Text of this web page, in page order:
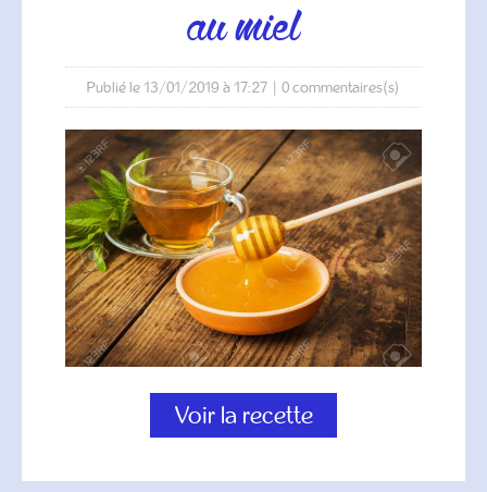
au miel
Publié le 13/01/2019 à 17:27 | 0commentaires(s)
Voir la recette